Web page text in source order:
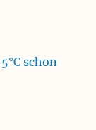
schon